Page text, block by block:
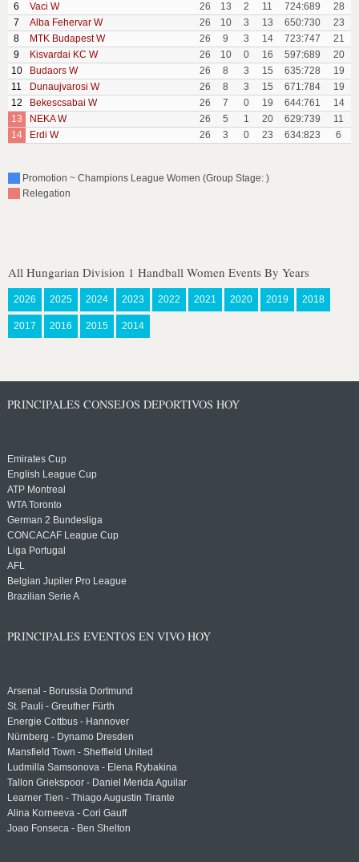
6
Vaci W 26 13 2 11 724:689
28
7
Alba Fehervar W 26 10 3 13 650:730
23
8
MTK Budapest W 26 9 3 14 723:747
21
9
Kisvardai KC W 26 10 0 16 597:689
20
10
Budaors W 26 8 3 15 635:728
19
11
Dunaujvarosi W 26 8 3 15 671:784
19
12
Bekescsabai W 26 7 0 19 644:761
14
13
NEKA W 26 5 1 20 629:739
11
14
Erdi W 26 3 0 23 634:823 6
Promotion ~ Champions League Women (Group Stage: )
Relegation
All Hungarian Division 1 Handball Women Events By Years
2026 2025 2024 2023 2022 2021 2020 2019 2018
2017 2016 2015 2014
PRINCIPALES CONSEJOS DEPORTIVOS HOY
Emirates Cup
English League Cup
ATP Montreal
WTA Toronto
German 2 Bundesliga
CONCACAF League Cup
Liga Portugal
AFL
Belgian Jupiler Pro League
Brazilian Serie A
PRINCIPALES EVENTOS EN VIVO HOY
Arsenal - Borussia Dortmund
St. Pauli - Greuther Fürth
Energie Cottbus - Hannover
Nürnberg - Dynamo Dresden
Mansfield Town - Sheffield United
Ludmilla Samsonova - Elena Rybakina
Tallon Griekspoor - Daniel Merida Aguilar
Learner Tien - Thiago Augustin Tirante
Alina Korneeva - Cori Gauff
Joao Fonseca - Ben Shelton